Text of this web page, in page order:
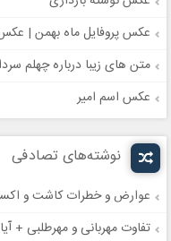
عکس پروفایل ماه بهمن |
متن های زیبا درباره چهلم
عکس اسم امیر
نوشته‌های تصادفی
عوارض و خطرات کاشت و
تفاوت مهربانی و مهرطلبی +